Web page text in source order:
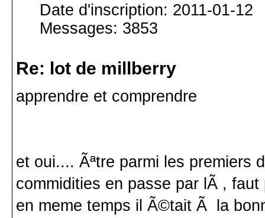
Date d'inscription: 2011-01-12
Messages: 3853
Re: lot de millberry
apprendre et comprendre
et oui.... Ãªtre parmi les premiers
commidities en passe par lÃ , faut
en meme temps il Ã©tait Ã la